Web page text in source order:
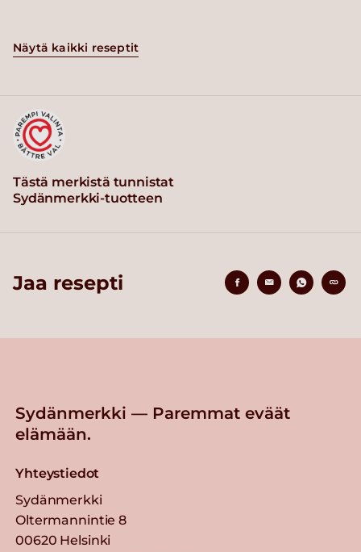
Näytä kaikki reseptit
Tästä merkistä tunnistat
Sydänmerkki-tuotteen
Jaa resepti
Sydänmerkki — Paremmat eväät
elämään.
Yhteystiedot
Sydänmerkki
Oltermannintie 8
00620 Helsinki